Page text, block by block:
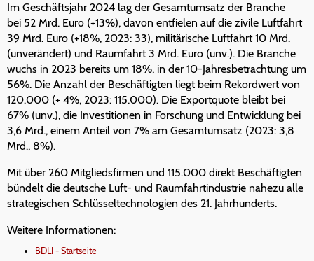
Im Geschäftsjahr 2024 lag der Gesamtumsatz der Branche
bei 52 Mrd. Euro (+13%), davon entfielen auf die zivile Luftfahrt
39 Mrd. Euro (+18%, 2023: 33), militärische Luftfahrt 10 Mrd.
(unverändert) und Raumfahrt 3 Mrd. Euro (unv.). Die Branche
wuchs in 2023 bereits um 18%, in der 10-Jahresbetrachtung um
56%. Die Anzahl der Beschäftigten liegt beim Rekordwert von
120.000 (+ 4%, 2023: 115.000). Die Exportquote bleibt bei
67% (unv.), die Investitionen in Forschung und Entwicklung bei
3,6 Mrd., einem Anteil von 7% am Gesamtumsatz (2023: 3,8
Mrd., 8%).
Mit über 260 Mitgliedsfirmen und 115.000 direkt Beschäftigten
bündelt die deutsche Luft- und Raumfahrtindustrie nahezu alle
strategischen Schlüsseltechnologien des 21. Jahrhunderts.
Weitere Informationen:
BDLI - Startseite